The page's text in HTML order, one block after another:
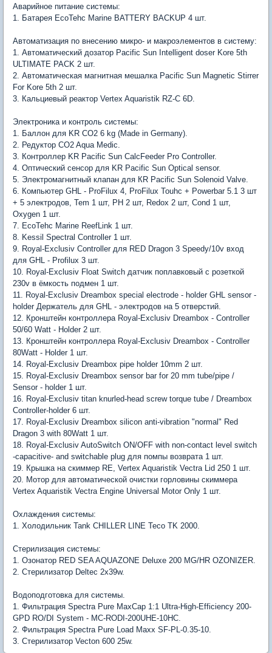
Аварийное питание системы:
1. Батарея EcoTehc Marine BATTERY BACKUP 4 шт.
Автоматизация по внесению микро- и макроэлементов в cистему:
1. Автоматический дозатор Pacific Sun Intelligent doser Kore 5th
ULTIMATE PACK 2 шт.
2. Автоматическая магнитная мешалка Pacific Sun Magnetic Stirrer
For Kore 5th 2 шт.
3. Кальциевый реактор Vertex Aquaristik RZ-C 6D.
Электроника и контроль системы:
1. Баллон для KR СO2 6 kg (Made in Germany).
2. Редуктор CO2 Aqua Medic.
3. Контроллер KR Pacific Sun CalcFeeder Pro Controller.
4. Оптический сенсор для KR Pacific Sun Optical sensor.
5. Электромагнитный клапан для КR Pacific Sun Solenoid Valve.
6. Компьютер GHL - ProFilux 4, ProFilux Touhc + Powerbar 5.1 3 шт
+ 5 электродов, Tem 1 шт, PH 2 шт, Redox 2 шт, Cond 1 шт,
Oxygen 1 шт.
7. EcoTehc Marine ReefLink 1 шт.
8. Kessil Spectral Controller 1 шт.
9. Royal-Exclusiv Controller для RED Dragon 3 Speedy/10v вход
для GHL - Profilux 3 шт.
10. Royal-Exclusiv Float Switch датчик поплавковый с розеткой
230v в ёмкость подмен 1 шт.
11. Royal-Exclusiv Dreambox special electrode - holder GHL sensor -
holder Держатель для GHL - электродов на 5 отверстий.
12. Кронштейн контроллера Royal-Exclusiv Dreambox - Controller
50/60 Watt - Holder 2 шт.
13. Кронштейн контроллера Royal-Exclusiv Dreambox - Controller
80Watt - Holder 1 шт.
14. Royal-Exclusiv Dreambox pipe holder 10mm 2 шт.
15. Royal-Exclusiv Dreambox sensor bar for 20 mm tube/pipe /
Sensor - holder 1 шт.
16. Royal-Exclusiv titan knurled-head screw torque tube / Dreambox
Controller-holder 6 шт.
17. Royal-Exclusiv Dreambox silicon anti-vibration "normal" Red
Dragon 3 with 80Watt 1 шт.
18. Royal-Exclusiv AutoSwitch ON/OFF with non-contact level switch
-capacitive- and switchable plug для помпы возврата 1 шт.
19. Крышка на скиммер RE, Vertex Aquaristik Vectra Lid 250 1 шт.
20. Мотор для автоматической очистки горловины скиммера
Vertex Aquaristik Vectra Engine Universal Motor Only 1 шт.
Охлаждения системы:
1. Холодильник Tank CHILLER LINE Teco TK 2000.
Стерилизация системы:
1. Озонатор RED SEA AQUAZONE Deluxe 200 MG/HR OZONIZER.
2. Стерилизатор Deltec 2х39w.
Водоподготовка для системы.
1. Фильтрация Spectra Pure MaxCap 1:1 Ultra-High-Efficiency 200-
GPD RO/DI System - MC-RODI-200UHE-10HC.
2. Фильтрация Spectra Pure Load Maxx SF-PL-0.35-10.
3. Стерилизатор Vecton 600 25w.